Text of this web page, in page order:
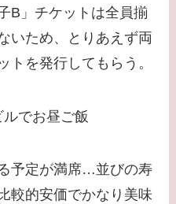
チケットは全員揃
いため、とりあえず両
トを発行してもらう。
でお昼ご飯
予定が満席…並びの寿
較的安価でかなり美味